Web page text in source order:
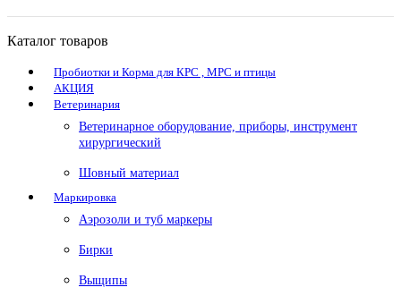
Каталог товаров
Пробиотки и Корма для КРС , МРС и птицы
АКЦИЯ
Ветеринария
Ветеринарное оборудование, приборы, инструмент
хирургический
Шовный материал
Маркировка
Аэрозоли и туб маркеры
Бирки
Выщипы